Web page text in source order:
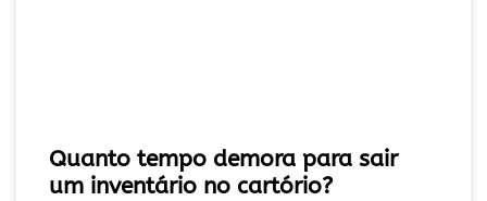
Quanto tempo demora para sair
um inventário no cartório?